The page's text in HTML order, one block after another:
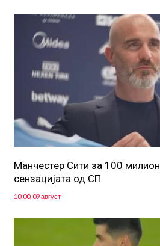
Манчестер Сити за 100
сензацијата од СП
10:00, 09 август